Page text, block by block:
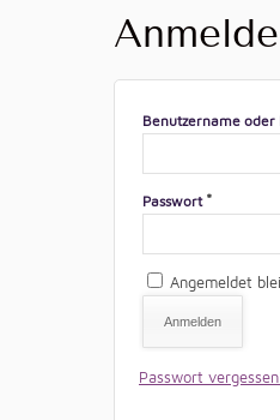
Benutzername oder
Passwort *
Angemeldet
Anmelden
Passwort